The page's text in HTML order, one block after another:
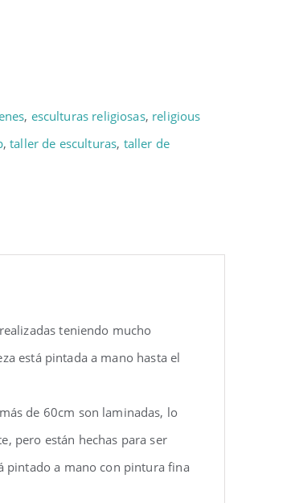
, esculturas religiosas, religious
,taller de esculturas, taller de
teniendo mucho
está pintada a mano hasta el
de 60cm son laminadas, lo
pero están hechas para ser
pintado a mano con pintura fina